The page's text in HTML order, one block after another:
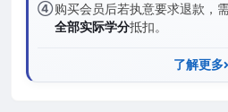
④购买会员后若执意要求退款，
全部实际学分抵扣。
了解更多